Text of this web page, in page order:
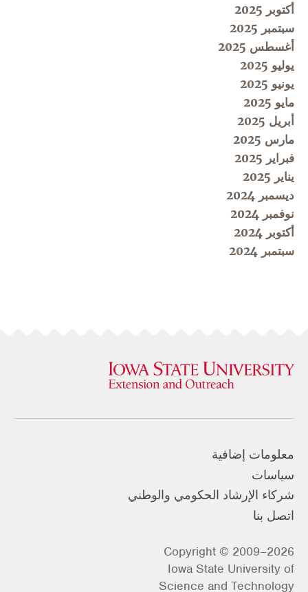
أكتوبر 2025
سبتمبر 2025
أغسطس 2025
يوليو 2025
يونيو 2025
مايو 2025
أبريل 2025
مارس 2025
فبراير 2025
يناير 2025
ديسمبر 2024
نوفمبر 2024
أكتوبر 2024
سبتمبر 2024
معلومات إضافية
سياسات
شركاء الإرشاد الحكومي والوطني
اتصل بنا
Copyright © 2009–2026
Iowa State University of
Science and Technology